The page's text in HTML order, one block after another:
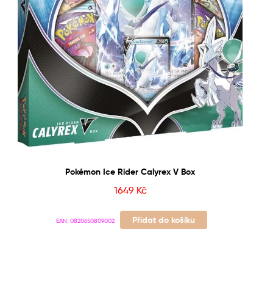
Pokémon Ice Rider Calyrex V Box
1649 Kč
EAN: 0820650809002 Přidat do košíku